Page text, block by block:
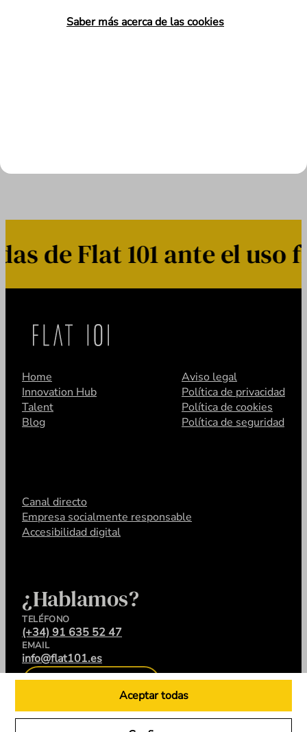
Saber más acerca de las cookies
Aceptar todas
de Flat 101 ante el uso
Home
Innovation Hub
Talent
Blog
Aviso legal
Política de privacidad
Política de cookies
Política de seguridad
Canal directo
Empresa socialmente responsable
Accesibilidad digital
¿Hablamos?
TELÉFONO
(+34) 91 635 52 47
EMAIL
info@flat101.es
CONTACTA